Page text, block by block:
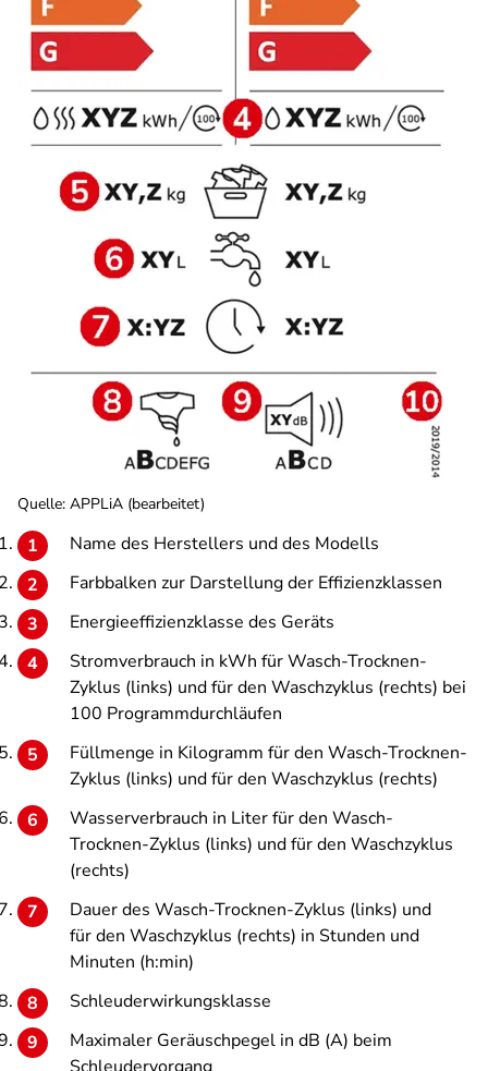
Quelle: APPLiA (bearbeitet)
Name des Herstellers und des Modells
Farbbalken zur Darstellung der Effizienzklassen
Energieeffizienzklasse des Geräts
Stromverbrauch in kWh für Wasch-Trocknen-
Zyklus (links) und für den Waschzyklus (rechts) bei
100 Programmdurchläufen
Füllmenge in Kilogramm für den Wasch-Trocknen-
Zyklus (links) und für den Waschzyklus (rechts)
Wasserverbrauch in Liter für den Wasch-
Trocknen-Zyklus (links) und für den Waschzyklus
(rechts)
Dauer des Wasch-Trocknen-Zyklus (links) und
für den Waschzyklus (rechts) in Stunden und
Minuten (h:min)
Schleuderwirkungsklasse
Maximaler Geräuschpegel in dB (A) beim